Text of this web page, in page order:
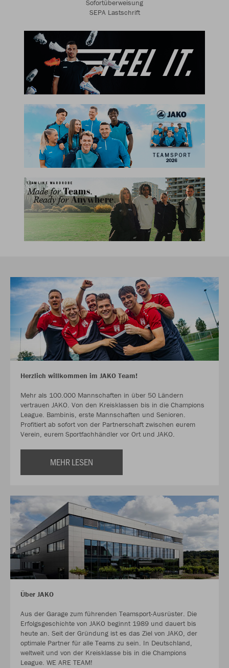
Sofortüberweisung
SEPA Lastschrift
Herzlich willkommen im JAKO Team!
Mehr als 100.000 Mannschaften in über 50 Ländern
vertrauen JAKO. Von den Kreisklassen bis in die Champions
League. Bambinis, erste Mannschaften und Senioren.
Profitiert ab sofort von der Partnerschaft zwischen eurem
Verein, eurem Sportfachhändler vor Ort und JAKO.
MEHR LESEN
Über JAKO
Aus der Garage zum führenden Teamsport-Ausrüster. Die
Erfolgsgeschichte von JAKO beginnt 1989 und dauert bis
heute an. Seit der Gründung ist es das Ziel von JAKO, der
optimale Partner für alle Teams zu sein. In Deutschland,
weltweit und von der Kreisklasse bis in die Champions
League. WE ARE TEAM!